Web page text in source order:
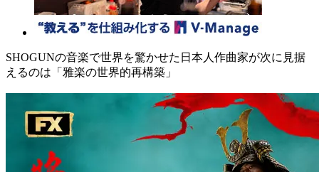
SHOGUNの音楽で世界を驚かせた日本人作曲家が次に見据
えるのは「雅楽の世界的再構築」